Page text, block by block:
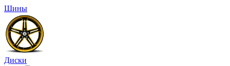
Шины
Диски